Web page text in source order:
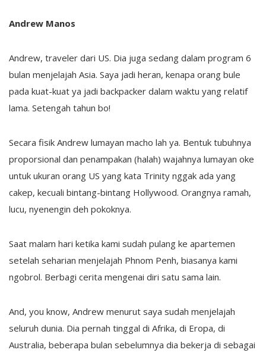
Andrew Manos
Andrew, traveler dari US. Dia juga sedang dalam program 6
bulan menjelajah Asia. Saya jadi heran, kenapa orang bule
pada kuat-kuat ya jadi backpacker dalam waktu yang relatif
lama. Setengah tahun bo!
Secara fisik Andrew lumayan macho lah ya. Bentuk tubuhnya
proporsional dan penampakan (halah) wajahnya lumayan oke
untuk ukuran orang US yang kata Trinity nggak ada yang
cakep, kecuali bintang-bintang Hollywood. Orangnya ramah,
lucu, nyenengin deh pokoknya.
Saat malam hari ketika kami sudah pulang ke apartemen
setelah seharian menjelajah Phnom Penh, biasanya kami
ngobrol. Berbagi cerita mengenai diri satu sama lain.
And, you know, Andrew menurut saya sudah menjelajah
seluruh dunia. Dia pernah tinggal di Afrika, di Eropa, di
Australia, beberapa bulan sebelumnya dia bekerja di sebagai